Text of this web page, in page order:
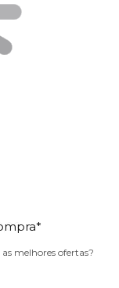
melhores ofertas?